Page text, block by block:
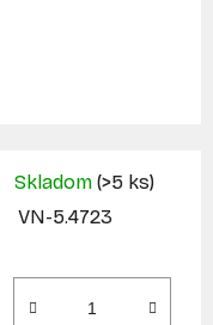
Skladom (>5 ks)
VN-5.4723